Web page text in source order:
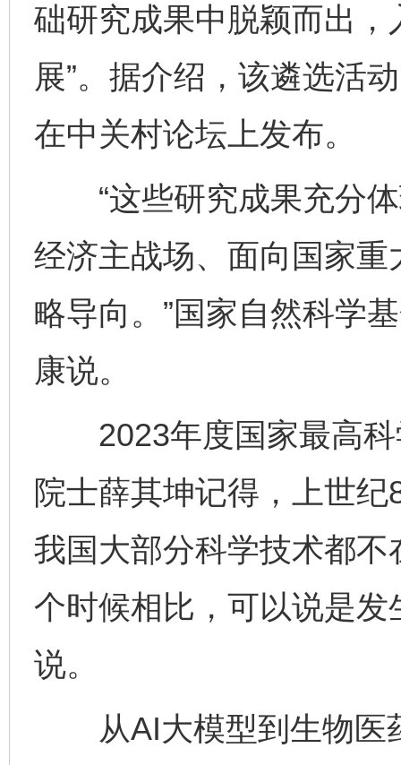
础研究成果中脱颖而出，
展”。据介绍，该遴选活
在中关村论坛上发布。
“这些研究成果充分体
经济主战场、面向国家
略导向。”国家自然科学
康说。
2023年度国家最高科
院士薛其坤记得，上世
我国大部分科学技术都不
个时候相比，可以说是发
说。
从AI大模型到生物医